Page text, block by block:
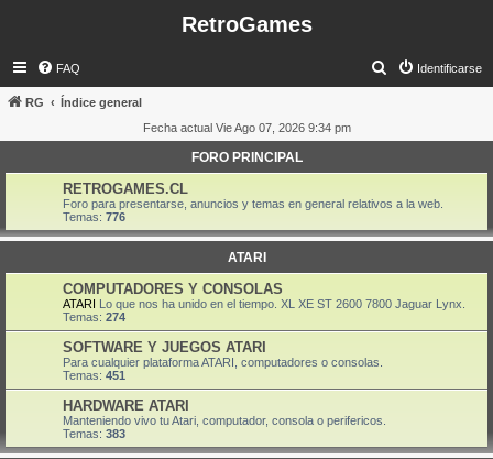
RetroGames
FAQ Identificarse
a
r
RG
Índice general
Fecha actual Vie Ago 07, 2026 9:34 pm
FORO PRINCIPAL
RETROGAMES.CL
Foro para presentarse, anuncios y temas en general relativos a la web.
Temas: 776
ATARI
COMPUTADORES Y CONSOLAS
ATARI Lo que nos ha unido en el tiempo. XL XE ST 2600 7800 Jaguar Lynx.
Temas: 274
SOFTWARE Y JUEGOS ATARI
Para cualquier plataforma ATARI, computadores o consolas.
Temas: 451
HARDWARE ATARI
Manteniendo vivo tu Atari, computador, consola o perifericos.
Temas: 383